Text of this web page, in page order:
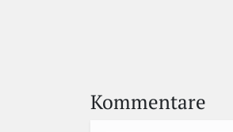
Kommentare